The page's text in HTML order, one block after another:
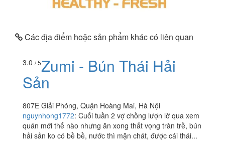
Các địa điểm hoặc sản phẩm khác có liên quan
3.0 / 5Zumi - Bún Thái Hải
Sản
807E Giải Phóng, Quận Hoàng Mai, Hà Nội
nguynhong1772: Cuối tuần 2 vợ chồng lượn lờ qua xem
quán mới thế nào nhưng ăn xong thất vọng tràn trề, bún
hải sản ko có bề bề, nước thì mặn chát, được cái thái...